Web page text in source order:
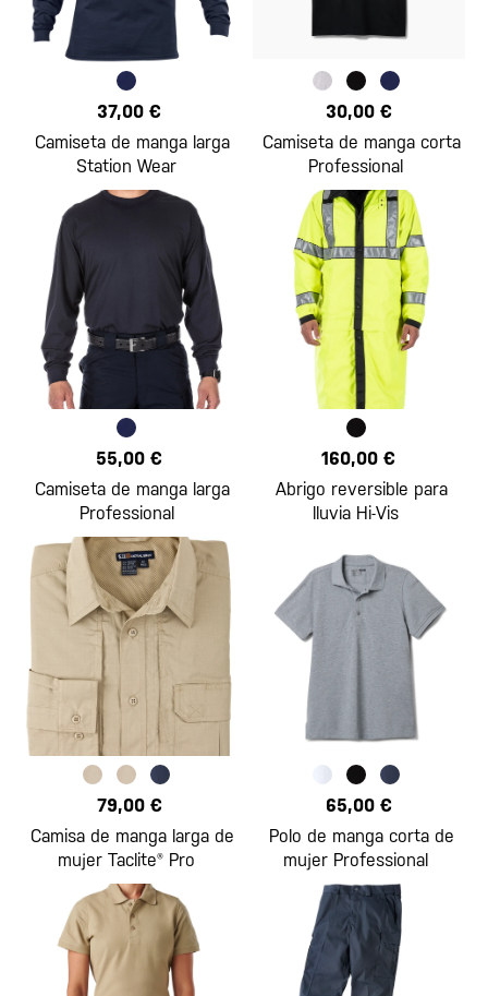
37,00 €
Camiseta de manga larga
Station Wear
30,00 €
Camiseta de manga corta
Professional
55,00 €
Camiseta de manga larga
Professional
160,00 €
Abrigo reversible para
lluvia Hi-Vis
79,00 €
Camisa de manga larga de
mujer Taclite® Pro
65,00 €
Polo de manga corta de
mujer Professional